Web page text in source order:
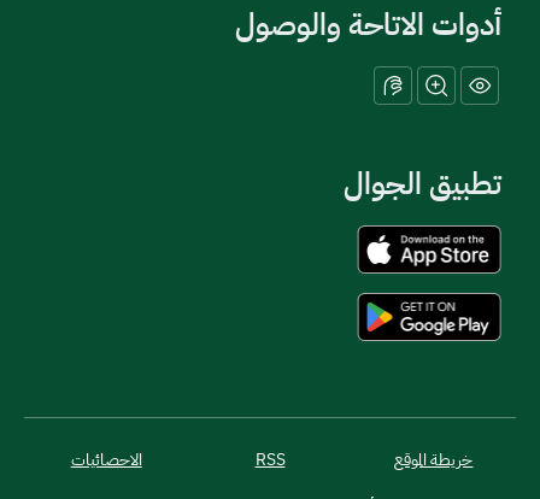
أدوات الاتاحة والوصول
تطبيق الجوال
خريطة الموقع RSS الاحصائيات